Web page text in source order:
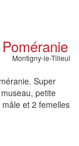
Montigny-le-Tilleul
Super
petite
et 2 femelles